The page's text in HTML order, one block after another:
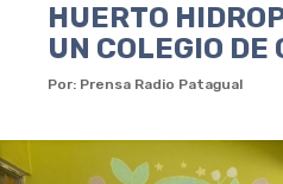
HUERTO
UN COLEGIO DE
Por: Prensa Radio Patagual